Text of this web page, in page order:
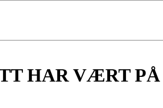
HAR VÆRT PÅ